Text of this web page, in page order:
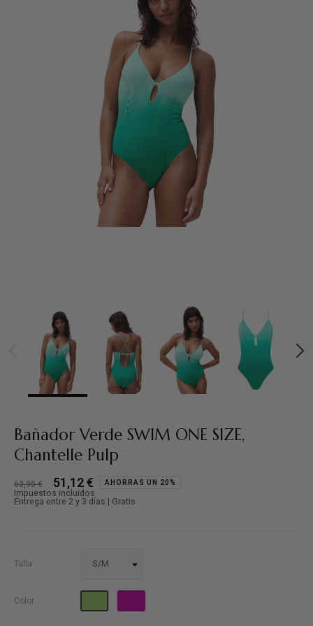
Bañador Verde SWIM ONE SIZE,
Chantelle Pulp
63,90 € 51,12 € AHORRAS UN 20%
Impuestos incluidos
Entrega entre 2 y 3 días | Gratis
Talla
Color